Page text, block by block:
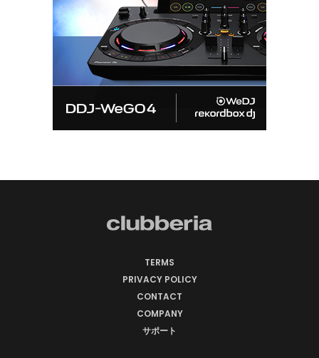
TERMS
PRIVACY POLICY
CONTACT
COMPANY
サポート